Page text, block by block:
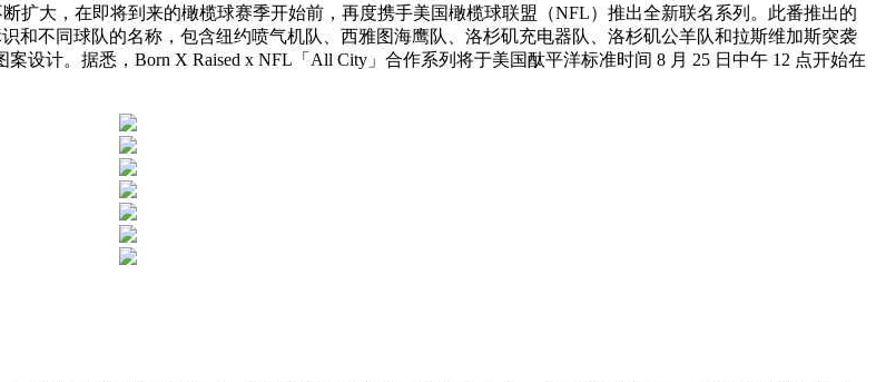
扩大，在即将到来的橄榄球赛季开始前，再度携手美国橄榄球联盟（NFL）推出全新联名系列。此番推出的
和不同球队的名称，包含纽约喷气机队、西雅图海鹰队、洛杉矶充电器队、洛杉矶公羊队和拉斯维加斯突袭
设计。据悉，Born X Raised x NFL「All City」合作系列将于美国酞平洋标准时间 8 月 25 日中午 12 点开始在